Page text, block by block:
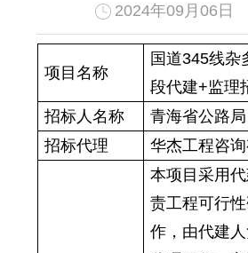
2024年09月06日
项目名称
国道345线杂
段代建+监理
招标人名称
青海省公路局
招标代理
华杰工程咨
本项目采用
责工程可行
作，由代建